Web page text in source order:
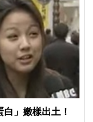
」嫩樣出土！